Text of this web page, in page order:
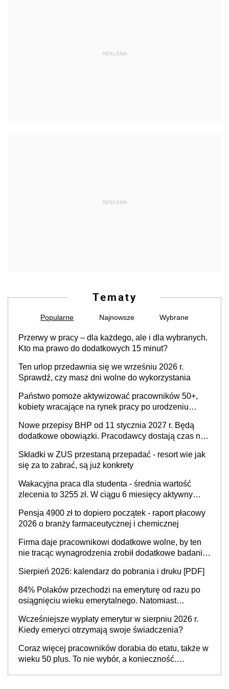
REKLAMA
REKLAMA
Tematy
Popularne Najnowsze Wybrane
Przerwy w pracy – dla każdego, ale i dla wybranych.
Kto ma prawo do dodatkowych 15 minut?
Ten urlop przedawnia się we wrześniu 2026 r.
Sprawdź, czy masz dni wolne do wykorzystania
Państwo pomoże aktywizować pracowników 50+,
kobiety wracające na rynek pracy po urodzeniu
neuroatypowe. Powstanie Fundusz na rzecz
Inkluzywności w Zatrudnianiu?
Nowe przepisy BHP od 11 stycznia 2027 r. Będą
dodatkowe obowiązki. Pracodawcy dostają czas na
Składki w ZUS przestaną przepadać - resort wie jak
się za to zabrać, są już konkrety
Wakacyjna praca dla studenta - średnia wartość
zlecenia to 3255 zł. W ciągu 6 miesięcy aktywny
Pensja 4900 zł to dopiero początek - raport płacowy
2026 o branży farmaceutycznej i chemicznej
Firma daje pracownikowi dodatkowe wolne, by ten
nie tracąc wynagrodzenia zrobił dodatkowe badania.
Sierpień 2026: kalendarz do pobrania i druku [PDF]
84% Polaków przechodzi na emeryturę od razu po
osiągnięciu wieku emerytalnego. Natomiast
stanie? Pracownicy 45+ to siła napędowa
gospodarki
Wcześniejsze wypłaty emerytur w sierpniu 2026 r.
Kiedy emeryci otrzymają swoje świadczenia?
Coraz więcej pracowników dorabia do etatu, także w
wieku 50 plus. To nie wybór, a konieczność.